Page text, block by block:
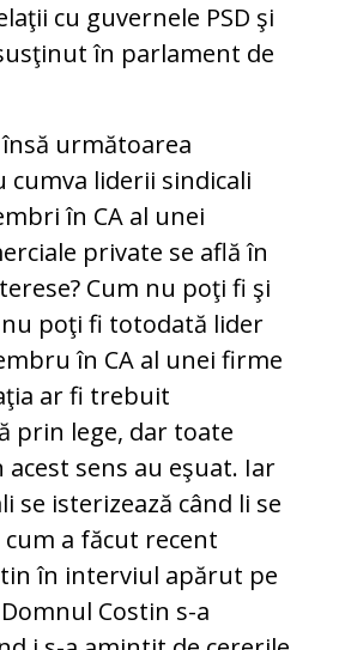
cu guvernele PSD şi
în parlament de
următoarea
liderii sindicali
în CA al unei
private se află în
Cum nu poţi fi şi
poţi fi totodată lider
în CA al unei firme
ar fi trebuit
prin lege, dar toate
sens au eşuat. Iar
se isterizează când li se
cum a făcut recent
în interviul apărut pe
Costin s-a